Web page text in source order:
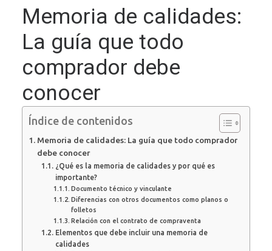
Memoria de calidades:
La guía que todo
comprador debe
conocer
Índice de contenidos
Memoria de calidades: La guía que todo comprador
debe conocer
¿Qué es la memoria de calidades y por qué es
importante?
Documento técnico y vinculante
Diferencias con otros documentos como planos o
folletos
Relación con el contrato de compraventa
Elementos que debe incluir una memoria de
calidades